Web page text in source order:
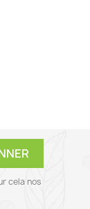
cela nos